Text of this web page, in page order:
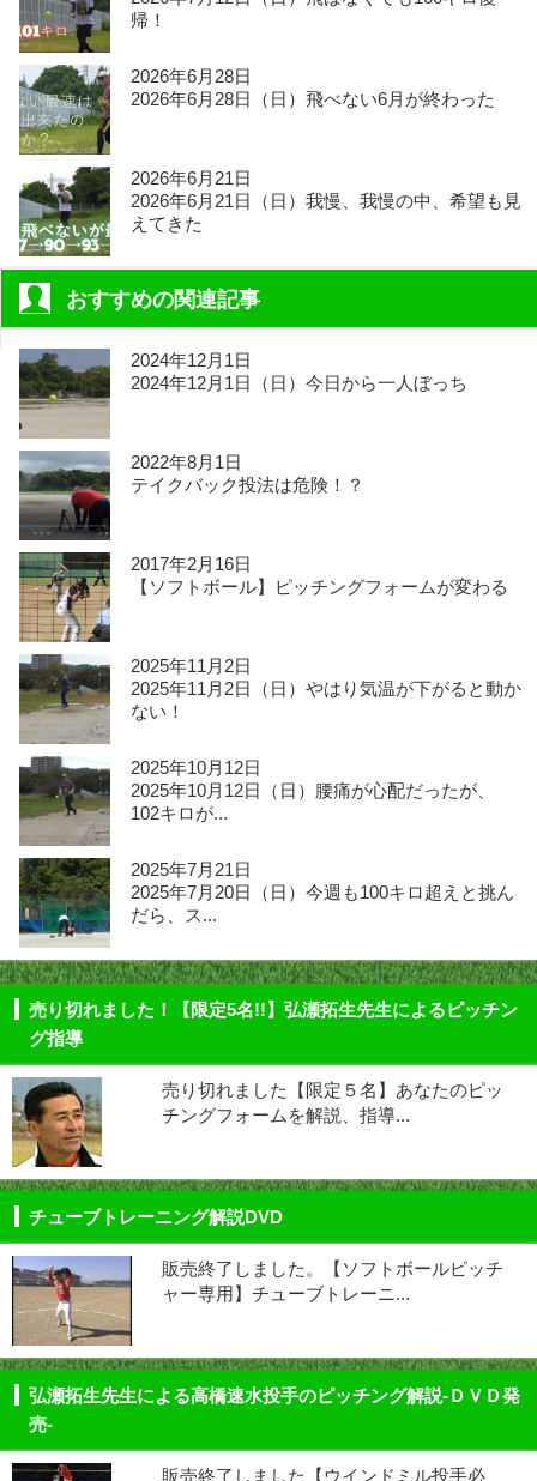
帰！
2026年6月28日
2026年6月28日（日）飛べない6月が終わった
2026年6月21日
2026年6月21日（日）我慢、我慢の中、希望も見
えてきた
おすすめの関連記事
2024年12月1日
2024年12月1日（日）今日から一人ぼっち
2022年8月1日
テイクバック投法は危険！？
2017年2月16日
【ソフトボール】ピッチングフォームが変わる
2025年11月2日
2025年11月2日（日）やはり気温が下がると動か
ない！
2025年10月12日
2025年10月12日（日）腰痛が心配だったが、
102キロが...
2025年7月21日
2025年7月20日（日）今週も100キロ超えと挑ん
だら、ス...
売り切れました！【限定5名!!】弘瀬拓生先生によるピッチン
グ指導
売り切れました【限定５名】あなたのピッ
チングフォームを解説、指導...
チューブトレーニング解説DVD
販売終了しました。【ソフトボールピッチ
ャー専用】チューブトレーニ...
弘瀬拓生先生による高橋速水投手のピッチング解説-ＤＶＤ発
売-
販売終了しました【ウインドミル投手必